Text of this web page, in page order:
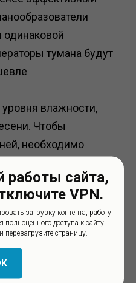
одинаковой
тумана будут
влажности,
Чтобы
необходимо
озонированием.
трёхатомная форма
Озон
действием,
различные
работы сайта,
VPN.
загрузку контента, работу
доступа к сайту
перезагрузите страницу.